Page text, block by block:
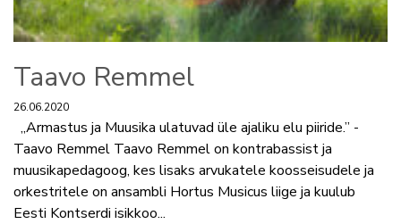
Taavo Remmel
26.06.2020
„Armastus ja Muusika ulatuvad üle ajaliku elu piiride.” -
Taavo Remmel Taavo Remmel on kontrabassist ja
muusikapedagoog, kes lisaks arvukatele koosseisudele ja
orkestritele on ansambli Hortus Musicus liige ja kuulub
Eesti Kontserdi isikkoo...